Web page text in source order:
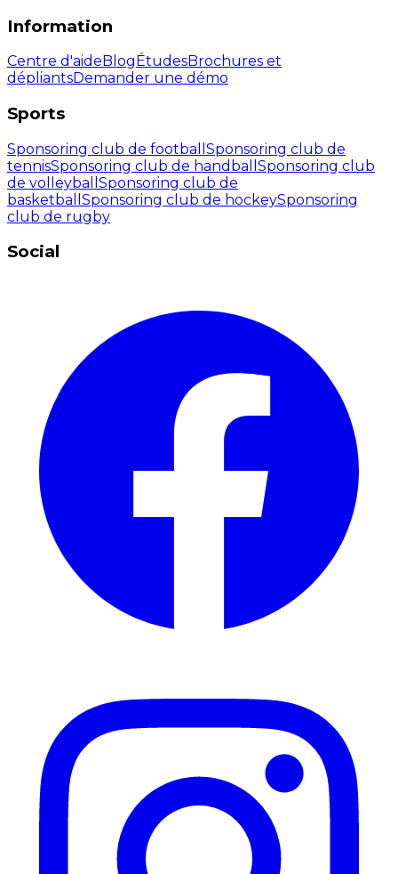
Information
Centre d'aide Blog ÉtudesBrochures et
dépliantsDemander une démo
Sports
Sponsoring club de football Sponsoring club de
tennisSponsoring club de handball Sponsoring club
de volleyball Sponsoring club de
basketball Sponsoring club de hockeySponsoring
club de rugby
Social